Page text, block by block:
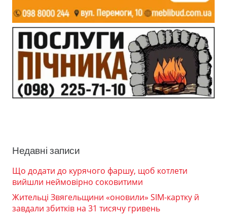
Недавні записи
Що додати до курячого фаршу, щоб котлети
вийшли неймовірно соковитими
Жительці Звягельщини «оновили» SIM-картку й
завдали збитків на 31 тисячу гривень